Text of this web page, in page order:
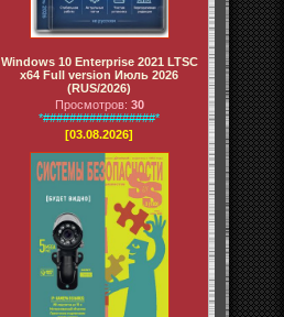
Windows 10 Enterprise 2021 LTSC
x64 Full version Июль 2026
(RUS/2026)
Просмотров: 30
*#################*
[03.08.2026]